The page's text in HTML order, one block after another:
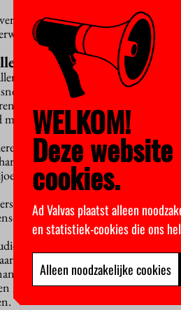
van de cyberveiligheid
afgewenteld. Voor andere
studenten
zijn er vaker in de
hun diploma dan verwacht,
hun basisbeurs, aanvullende
dus sneller voor hen ‘betalen’.
‘tegenvaller’ voor de schatkist is
toe, want de verwachte
euro extra.
kunnen juist minder geld
onderwijs kleiner blijkt
heeft het ministerie
op de lange termijn is er juist een
aanvragen en de
minder met het openbaar vervoer
WELKOM!
Deze
cookies.
Ad Valvas plaatst alleen
en statistiek-cookies die ons
Alleen noodzakelijke cookies